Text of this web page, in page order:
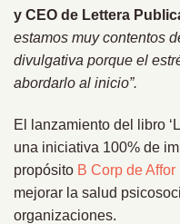
y CEO de Lettera
estamos muy contentos
divulgativa porque el
abordarlo al inicio”.
El lanzamiento del libro
una iniciativa 100% de
propósito B Corp de Affor
mejorar la salud
organizaciones.